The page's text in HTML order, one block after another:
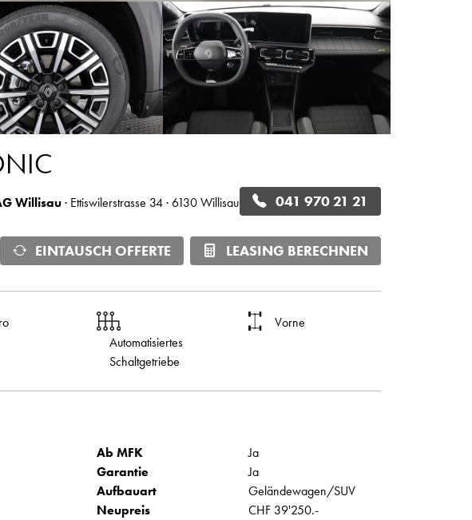
Willisau· Ettiswilerstrasse 34 · 6130 Willisau 041 970 21 21
EINTAUSCH OFFERTE LEASING BERECHNEN
Automatisiertes
Schaltgetriebe
Vorne
Ab MFK
Ja
Garantie
Ja
Aufbauart
Geländewagen/SUV
Neupreis
CHF 39'250.-